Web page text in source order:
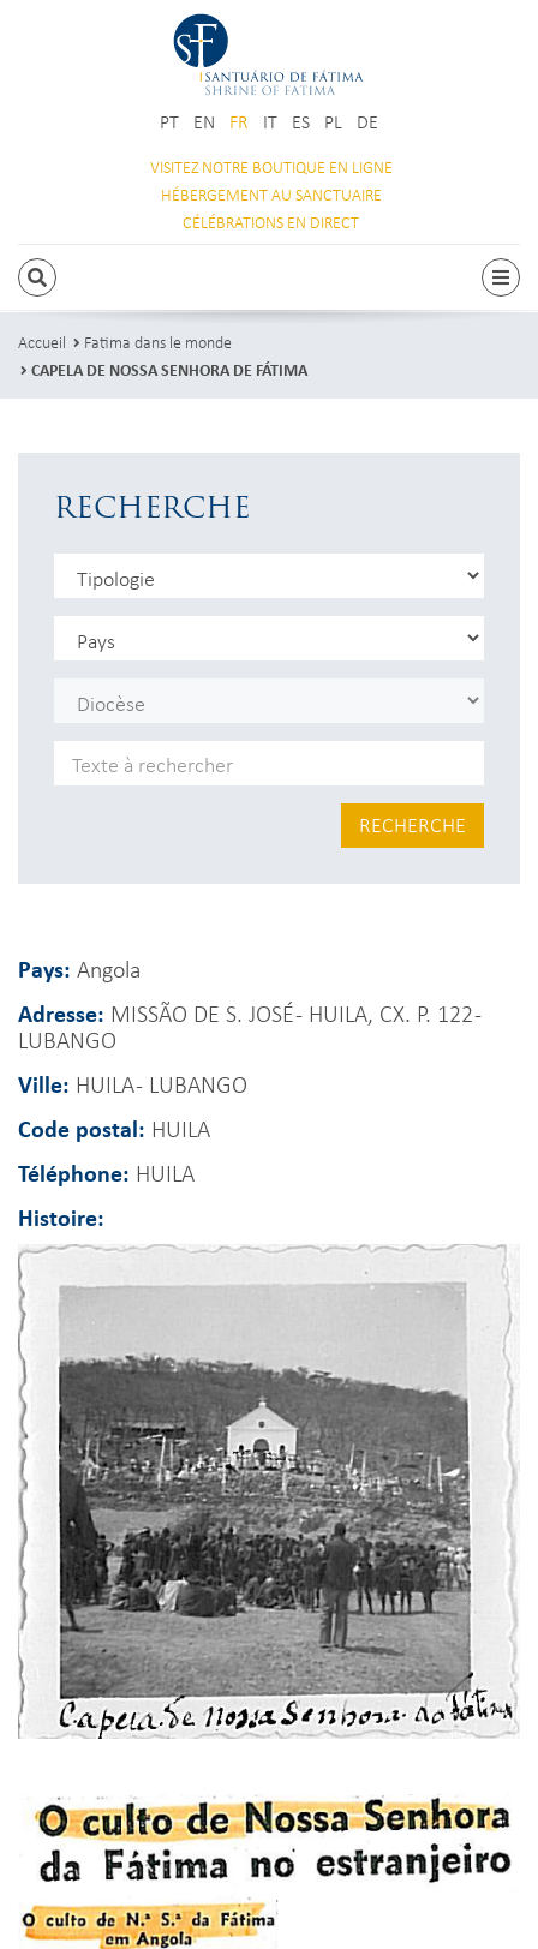
PT EN FR IT ES PL DE
VISITEZ NOTRE BOUTIQUE EN LIGNE
HÉBERGEMENTAU SANCTUAIRE
CÉLÉBRATIONS EN DIRECT
RECHERCHE
Accueil
Fatima dans le monde
CAPELA DE NOSSA SENHORA DE FÁTIMA
RECHERCHE
RECHERCHE
Pays: Angola
Adresse: MISSÃO DE S. JOSÉ - HUILA, CX. P. 122 -
LUBANGO
Ville: HUILA - LUBANGO
Code postal: HUILA
Téléphone: HUILA
Histoire: